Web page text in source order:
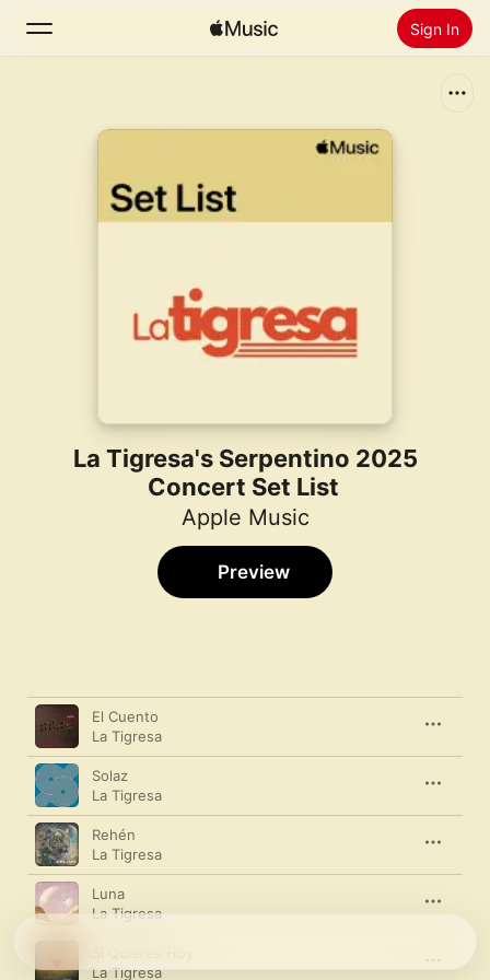
Sign In
Install Apple Music
La Tigresa's Serpentino 2025
Concert Set List
Apple Music
Preview
Song Time
El Cuento
La Tigresa
Solaz
La Tigresa
Rehén
La Tigresa
Luna
La Tigresa
La Tigresa